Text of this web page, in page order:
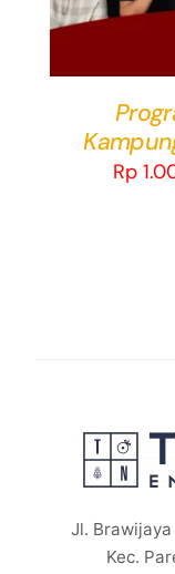
Rp
Jl.
Kec.